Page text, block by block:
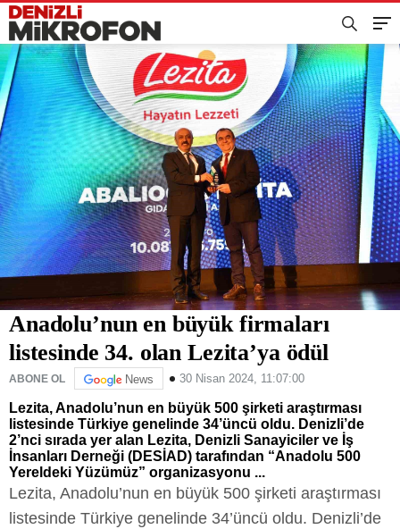
Anadolu’nun en büyük firmaları
listesinde 34. olan Lezita’ya ödül
ABONE OL News 30 Nisan 2024, 11:07:00
Lezita, Anadolu’nun en büyük 500 şirketi araştırması
listesinde Türkiye genelinde 34’üncü oldu. Denizli’de
2’nci sırada yer alan Lezita, Denizli Sanayiciler ve İş
İnsanları Derneği (DESİAD) tarafından “Anadolu 500
Yereldeki Yüzümüz” organizasyonu ...
Lezita, Anadolu’nun en büyük 500 şirketi araştırması
listesinde Türkiye genelinde 34’üncü oldu. Denizli’de